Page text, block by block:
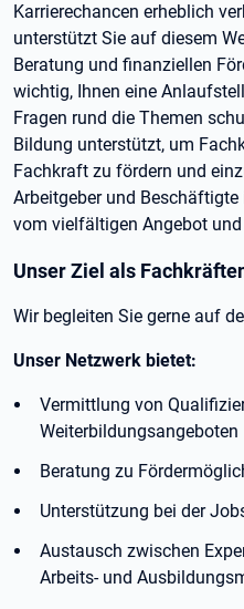
Karrierechancen erheblich
unterstützt Sie auf diesem
Beratung und finanziellen
wichtig, Ihnen eine
Fragen rund die Themen
Bildung unterstützt, um
Fachkraft zu fördern und
Arbeitgeber und
vom vielfältigen Angebot
Unser Ziel als
Wir begleiten Sie gerne auf
Unser Netzwerk bietet:
Vermittlung von
Weiterbildungsangeboten
Beratung zu
Unterstützung bei der
Austausch zwischen
Arbeits- und